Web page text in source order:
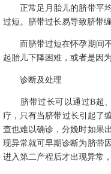
正常足月胎儿的脐带平均
过短。脐带过长易导致脐带
而脐带过短在怀孕期间不
起胎儿下降困难，或者是因
诊断及处理
脐带过长可以通过B超、
疗，只有当脐带过长引起了
查也难以确诊，分娩时如果
现异常就可早期诊断为脐带
进入第二产程后才出现异常